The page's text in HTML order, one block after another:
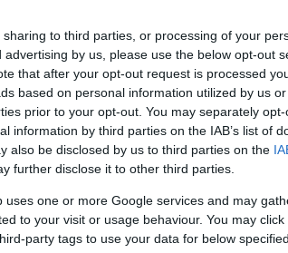
to third parties, or processing of your
by us, please use the below opt-out
that after your opt-out request is processed
based on personal information utilized by us
prior to your opt-out. You may separately
information by third parties on the IAB’s list of
also be disclosed by us to third parties on the
further disclose it to other third parties.
uses one or more Google services and may
to your visit or usage behaviour. You may
party tags to use your data for below
του
Ποιος ήταν ο «ιδρυτής του
του
που έπεσε στις
στον σταθμό